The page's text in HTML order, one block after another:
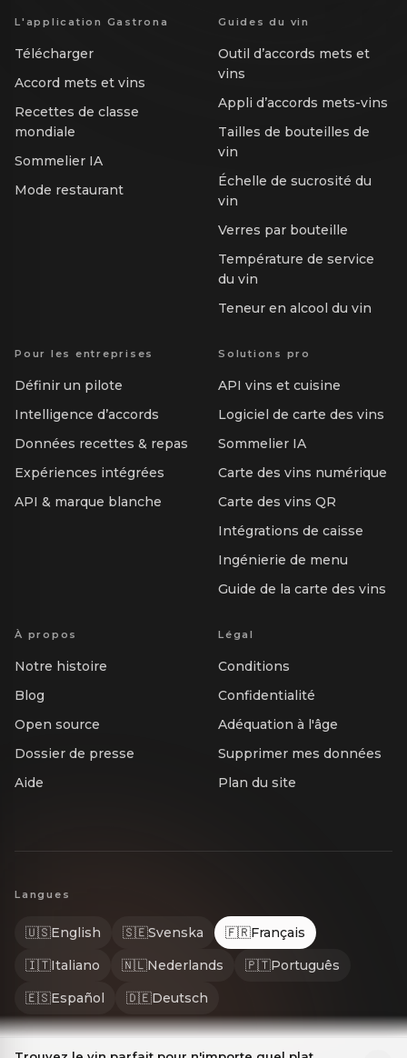
L'application Gastrona
Télécharger
Accord mets et vins
Recettes de classe
mondiale
Sommelier IA
Mode restaurant
Guides du vin
Outil d’accords mets et
vins
Appli d’accords mets-vins
Tailles de bouteilles de
vin
Échelle de sucrosité du
vin
Verres par bouteille
Température de service
du vin
Teneur en alcool du vin
Pour les entreprises
Définir un pilote
Intelligence d’accords
Données recettes & repas
Expériences intégrées
API & marque blanche
Solutions pro
API vins et cuisine
Logiciel de carte des vins
Sommelier IA
Carte des vins numérique
Carte des vins QR
Intégrations de caisse
Ingénierie de menu
Guide de la carte des vins
À propos
Notre histoire
Blog
Open source
Dossier de presse
Aide
Légal
Conditions
Confidentialité
Adéquation à l'âge
Supprimer mes données
Plan du site
Langues
🇺🇸English 🇸🇪Svenska 🇫🇷Français
🇮🇹Italiano 🇳🇱Nederlands 🇵🇹Português
🇪🇸Español 🇩🇪Deutsch